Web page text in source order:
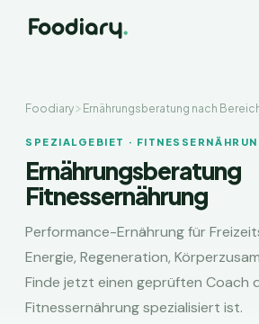
Foodiary Ernährungsberatung nach
SPEZIALGEBIET ·
Ernährungsberatung
Fitnessernährung
Performance-Ernährung für
Energie, Regeneration,
Finde jetzt einen geprüften Coach
Fitnessernährung spezialisiert ist.